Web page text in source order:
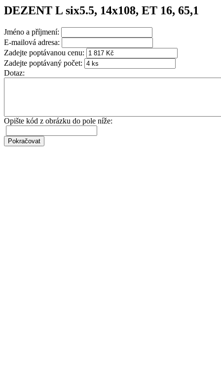
DEZENT L six5.5, 14x108, ET 16, 65,1
Jméno a příjmení:
E-mailová adresa:
Zadejte poptávanou cenu:
Zadejte poptávaný počet:
Dotaz:
Opište kód z obrázku do pole níže: